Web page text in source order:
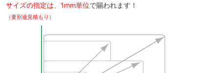
サイズの指定は、1mm単位で賜われます！
（要別途見積もり）